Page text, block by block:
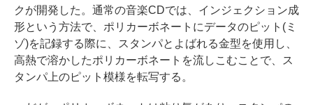
クが開発した。通常の音楽CDでは、インジェクション成
形という方法で、ポリカーボネートにデータのピット(ミ
ゾ)を記録する際に、スタンパとよばれる金型を使用し、
高熱で溶かしたポリカーボネートを流しこむことで、ス
タンパ上のピット模様を転写する。